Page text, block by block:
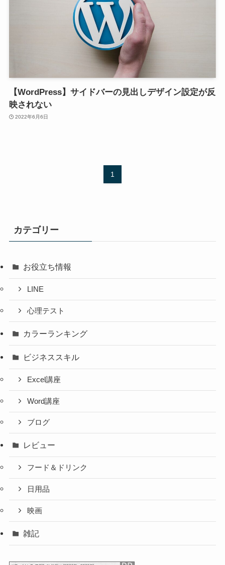
【WordPress】サイドバーの見出しデザイン設定が反
映されない
2022年6月6日
1
カテゴリー
お役立ち情報
LINE
心理テスト
カラーランキング
ビジネススキル
Excel講座
Word講座
ブログ
レビュー
フード＆ドリンク
日用品
映画
雑記